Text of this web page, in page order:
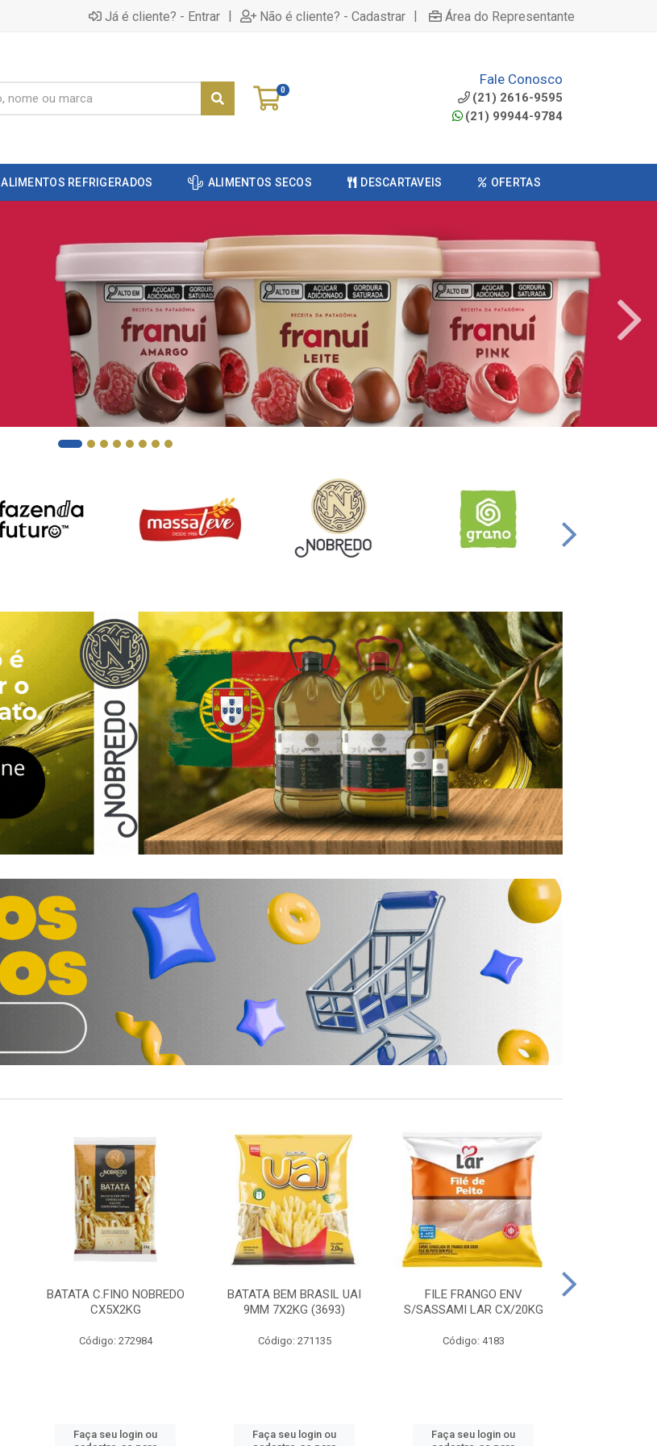
Já é cliente? - Entrar | Não é cliente? - Cadastrar | Área do Representante
0
Fale Conosco
(21) 2616-9595
(21) 99944-9784
ALIMENTOS REFRIGERADOS ALIMENTOS SECOS DESCARTAVEIS OFERTAS
BATATA C.FINO NOBREDO
CX5X2KG
Código: 272984
Faça seu login ou
BATATA BEM BRASIL UAI
9MM 7X2KG (3693)
Código: 271135
Faça seu login ou
FILE FRANGO ENV
S/SASSAMI LAR CX/20KG
Código: 4183
Faça seu login ou